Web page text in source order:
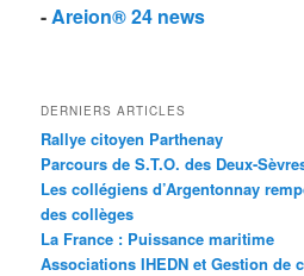
-Areion® 24 news
DERNIERS ARTICLES
Rallye citoyen Parthenay
Parcours de S.T.O. des Deux-
Les collégiens d’Argentonnay
des collèges
La France : Puissance maritime
Associations IHEDN et Gestion de